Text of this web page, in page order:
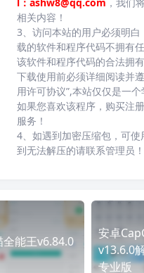
相关内容！
3、访问本站的用户必须明
载的软件和程序代码不拥有
该软件和程序代码的合法拥
下载使用前必须详细阅读并
用许可协议”,本站仅仅是一个
如果您喜欢该程序，购买注
服务！
4、如遇到加密压缩包，可使
到无法解压的请联系管理员！
能王v6.84.0
安卓
v13.6.0
专业版